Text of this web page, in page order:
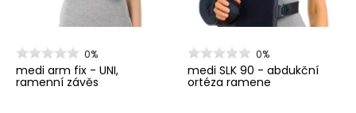
0%
medi arm fix - UNI,
ramenní závěs
0%
medi SLK 90 - abdukční
ortéza ramene